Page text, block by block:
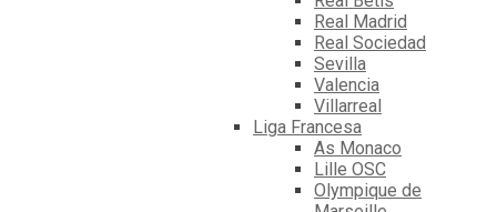
Real Madrid
Real Sociedad
Sevilla
Valencia
Villarreal
Liga Francesa
As Monaco
Lille OSC
Olympique de